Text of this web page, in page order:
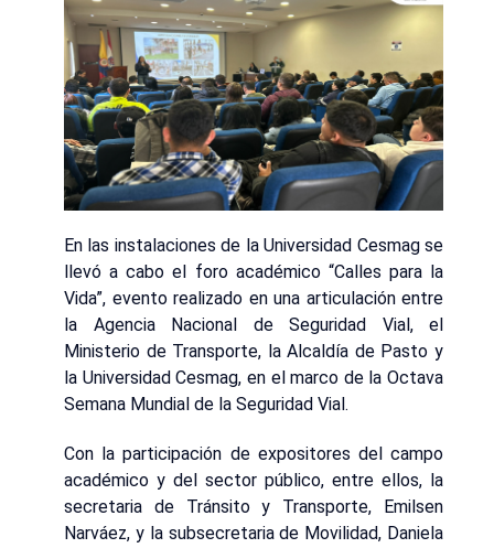
En las instalaciones de la Universidad Cesmag se
llevó a cabo el foro académico “Calles para la
Vida”, evento realizado en una articulación entre
la Agencia Nacional de Seguridad Vial, el
Ministerio de Transporte, la Alcaldía de Pasto y
la Universidad Cesmag, en el marco de la Octava
Semana Mundial de la Seguridad Vial.
Con la participación de expositores del campo
académico y del sector público, entre ellos, la
secretaria de Tránsito y Transporte, Emilsen
Narváez, y la subsecretaria de Movilidad, Daniela